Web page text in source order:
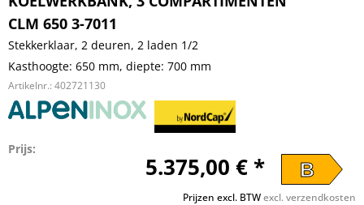
CLM 650 3-7011
Stekkerklaar, 2 deuren, 2 laden 1/2
Kasthoogte: 650 mm, diepte: 700 mm
Artikelnr.: 402721130
Prijs:
5.375,00 € * B
Prijzen excl. BTWexcl. verzendkosten